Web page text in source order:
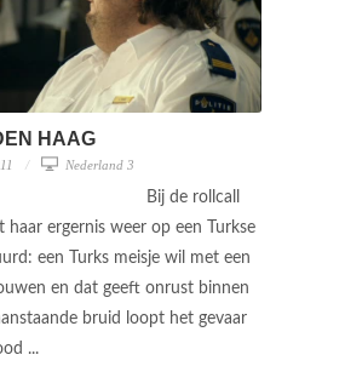
HAAG
Nederland 3
Bij de rollcall
ergernis weer op een Turkse
een Turks meisje wil met een
en dat geeft onrust binnen
bruid loopt het gevaar
...